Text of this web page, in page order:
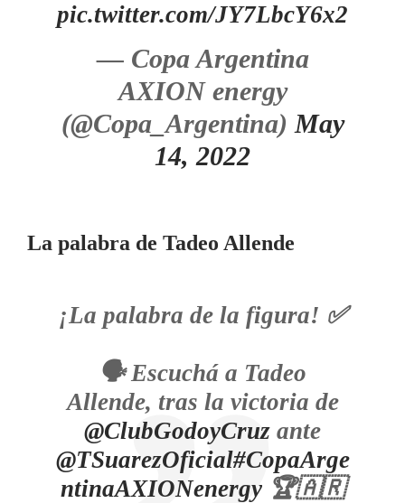
pic.twitter.com/JY7LbcY6x2
— Copa Argentina
AXION energy
(@Copa_Argentina) May
14, 2022
La palabra de Tadeo Allende
¡La palabra de la figura! ✅
🗣 Escuchá a Tadeo
Allende, tras la victoria de
@ClubGodoyCruz ante
@TSuarezOficial#CopaArge
ntinaAXIONenergy 🏆🇦🇷